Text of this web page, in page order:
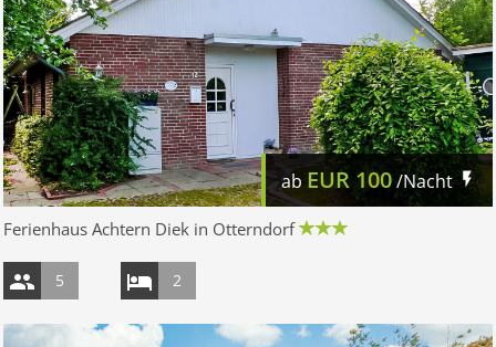
ab EUR 100/Nacht
Ferienhaus Achtern Diek in Otterndorf
5 2